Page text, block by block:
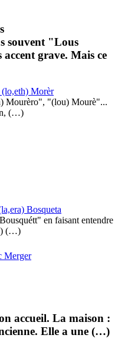
souvent "Lous
grave. Mais ce
Morèr
Mourèro", "(lou) Mourè"...
(…)
Bosqueta
en faisant entendre
(…)
Merger
accueil. La maison :
Elle a une (…)